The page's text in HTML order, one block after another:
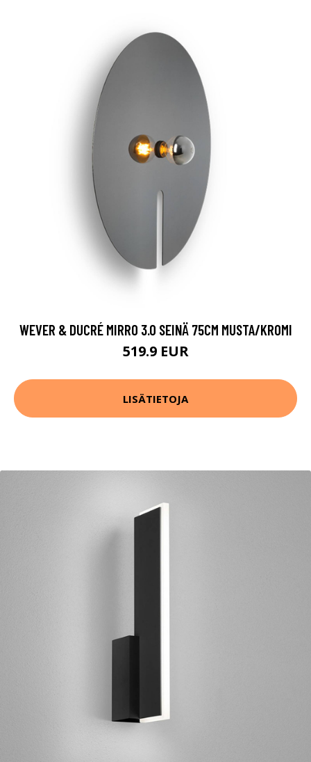
WEVER & DUCRÉ MIRRO 3.0 SEINÄ 75CM MUSTA/KROMI
519.9 EUR
LISÄTIETOJA